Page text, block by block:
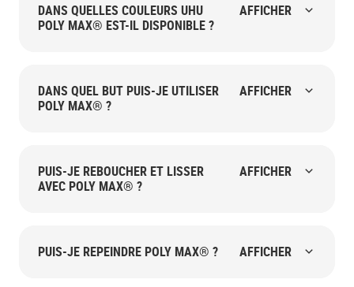
DANS QUELLES COULEURS UHU
POLY MAX® EST-IL DISPONIBLE ?
AFFICHER
DANS QUEL BUT PUIS-JE UTILISER
POLY MAX® ?
AFFICHER
PUIS-JE REBOUCHER ET LISSER
AVEC POLY MAX® ?
AFFICHER
PUIS-JE REPEINDRE POLY MAX® ? AFFICHER